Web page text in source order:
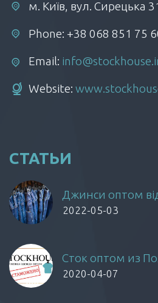
м. Київ, вул. Сирецька
Phone: +38 068 851 75
Email:
Website:
СТАТЬИ
Джинси оптом
2022-05-03
Сток оптом из
2020-04-07